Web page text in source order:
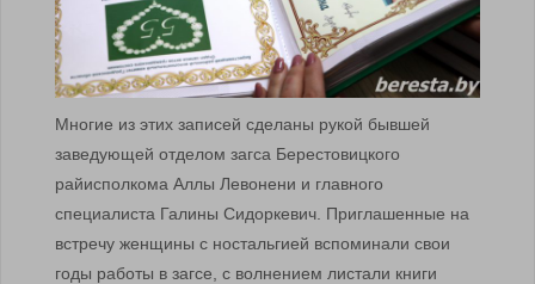
Многие из этих записей сделаны рукой бывшей
заведующей отделом загса Берестовицкого
райисполкома Аллы Левонени и главного
специалиста Галины Сидоркевич. Приглашенные на
встречу женщины с ностальгией вспоминали свои
годы работы в загсе, с волнением листали книги